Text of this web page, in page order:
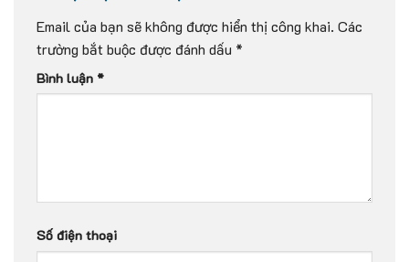
Email của bạn sẽ không được hiển thị công khai. Các
trường bắt buộc được đánh dấu *
Bình luận *
Số điện thoại